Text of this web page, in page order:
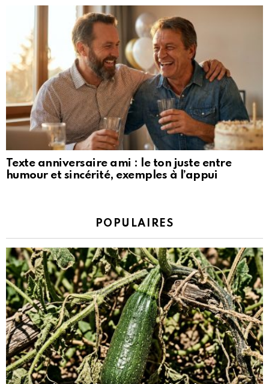
Texte anniversaire ami : le ton juste entre
humour et sincérité, exemples à l’appui
POPULAIRES